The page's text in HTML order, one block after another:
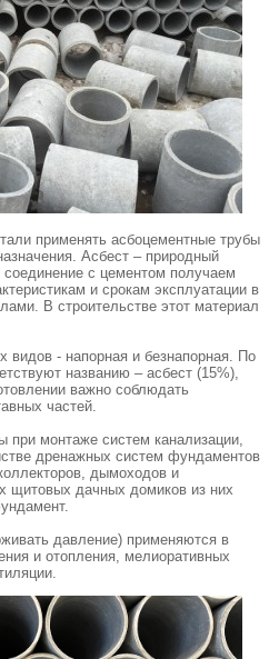
применять асбоцементные трубы
Асбест – природный
с цементом получаем
и срокам эксплуатации в
В строительстве этот материал
видов - напорная и безнапорная. По
названию – асбест (15%),
важно соблюдать
частей.
при монтаже систем канализации,
дренажных систем фундаментов
дымоходов и
щитовых дачных домиков из них
давление) применяются в
и отопления, мелиоративных